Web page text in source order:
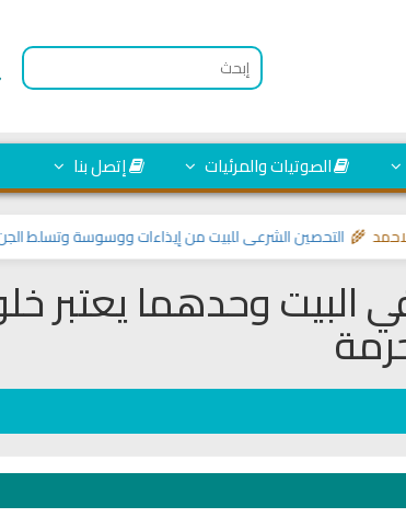
الصوتيات والمرئيات إتصل بنا
التحصين الشرعي للبيت من إيذاءات ووسوسة وتسلط الجن>>
وحدهما يعتبر